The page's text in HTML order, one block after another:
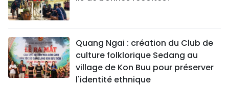
Quang Ngai : création du Club de
culture folklorique Sedang au
village de Kon Buu pour préserver
l'identité ethnique